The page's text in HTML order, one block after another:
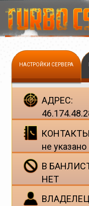
НАСТРОЙКИ СЕРВЕРА
АДРЕС:
не указано
В
НЕТ